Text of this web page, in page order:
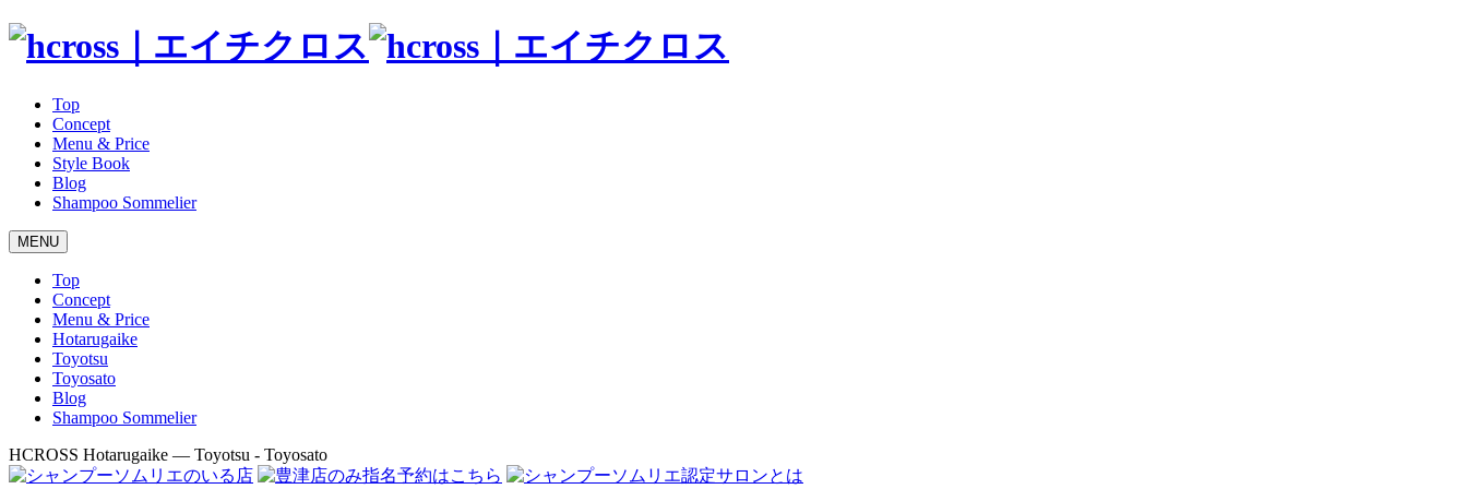
Top
Concept
Menu & Price
Style Book
Blog
Shampoo Sommelier
MENU
Top
Concept
Menu & Price
Hotarugaike
Toyotsu
Toyosato
Blog
Shampoo Sommelier
HCROSS Hotarugaike — Toyotsu - Toyosato